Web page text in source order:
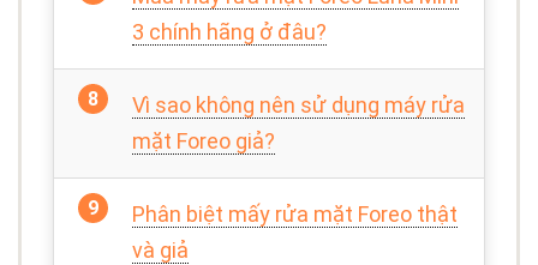
3 chính hãng ở đâu?
Vì sao không nên sử dụng máy rửa
mặt Foreo giả?
Phân biệt mấy rửa mặt Foreo thật
và giả